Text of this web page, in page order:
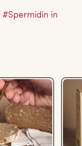
#Spermidin in